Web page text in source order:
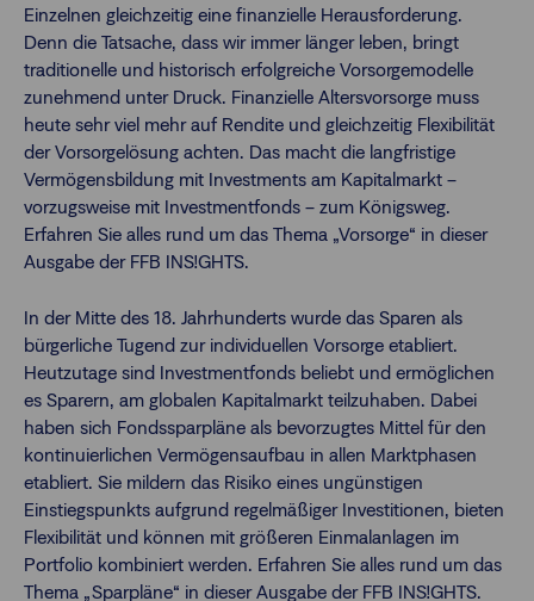
Einzelnen gleichzeitig eine finanzielle Herausforderung.
Denn die Tatsache, dass wir immer länger leben, bringt
traditionelle und historisch erfolgreiche Vorsorgemodelle
zunehmend unter Druck. Finanzielle Altersvorsorge muss
heute sehr viel mehr auf Rendite und gleichzeitig Flexibilität
der Vorsorgelösung achten. Das macht die langfristige
Vermögensbildung mit Investments am Kapitalmarkt –
vorzugsweise mit Investmentfonds – zum Königsweg.
Erfahren Sie alles rund um das Thema „Vorsorge“ in dieser
Ausgabe der FFB INS!GHTS.
In der Mitte des 18. Jahrhunderts wurde das Sparen als
bürgerliche Tugend zur individuellen Vorsorge etabliert.
Heutzutage sind Investmentfonds beliebt und ermöglichen
es Sparern, am globalen Kapitalmarkt teilzuhaben. Dabei
haben sich Fondssparpläne als bevorzugtes Mittel für den
kontinuierlichen Vermögensaufbau in allen Marktphasen
etabliert. Sie mildern das Risiko eines ungünstigen
Einstiegspunkts aufgrund regelmäßiger Investitionen, bieten
Flexibilität und können mit größeren Einmalanlagen im
Portfolio kombiniert werden. Erfahren Sie alles rund um das
Thema „Sparpläne“ in dieser Ausgabe der FFB INS!GHTS.